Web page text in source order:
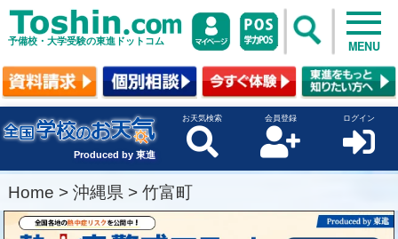
予備校・大学受験の東進ドットコム MENU
Produced by 東進
お天気検索 会員登録 ログイン
Home > 沖縄県 > 竹富町